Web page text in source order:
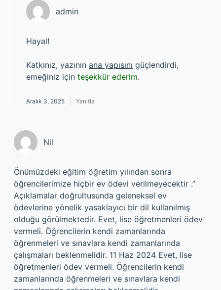
admin
Hayal!
Katkınız, yazının ana yapısını güçlendirdi,
emeğiniz için teşekkür ederim.
Aralık 3, 2025 Yanıtla
Nil
Önümüzdeki eğitim öğretim yılından sonra
öğrencilerimize hiçbir ev ödevi verilmeyecektir .”
Açıklamalar doğrultusunda geleneksel ev
ödevlerine yönelik yasaklayıcı bir dil kullanılmış
olduğu görülmektedir. Evet, lise öğretmenleri ödev
vermeli. Öğrencilerin kendi zamanlarında
öğrenmeleri ve sınavlara kendi zamanlarında
çalışmaları beklenmelidir. 11 Haz 2024 Evet, lise
öğretmenleri ödev vermeli. Öğrencilerin kendi
zamanlarında öğrenmeleri ve sınavlara kendi